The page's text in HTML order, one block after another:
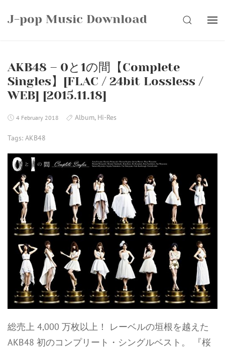
J-pop Music Download SEARCH
AKB48 – 0と1の間【Complete
Singles】[FLAC / 24bit Lossless /
WEB] [2015.11.18]
4 February 2018 Album, Hi-Res
Tags: AKB48
総売上 4,000 万枚以上！ レーベルの垣根を越えた
AKB48 初のコンプリート・シングルベスト。 『桜